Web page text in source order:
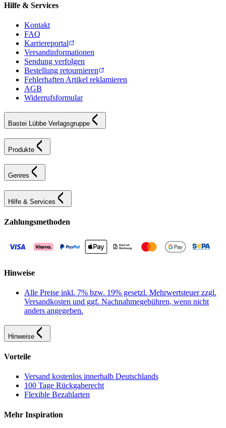
Hilfe & Services
Kontakt
FAQ
Karriereportal
Versandinformationen
Sendung verfolgen
Bestellung retournieren
Fehlerhaften Artikel reklamieren
AGB
Widerrufsformular
Bastei Lübbe Verlagsgruppe
Produkte
Genres
Hilfe & Services
Zahlungsmethoden
Hinweise
Alle Preise inkl. 7% bzw. 19% gesetzl. Mehrwertsteuer zzgl.
Versandkosten und ggf. Nachnahmegebühren, wenn nicht
anders angegeben.
Hinweise
Vorteile
Versand kostenlos innerhalb Deutschlands
100 Tage Rückgaberecht
Flexible Bezahlarten
Mehr Inspiration